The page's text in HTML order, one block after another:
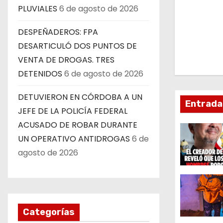
PLUVIALES 6 de agosto de 2026
DESPEÑADEROS: FPA
DESARTICULÓ DOS PUNTOS DE
VENTA DE DROGAS. TRES
DETENIDOS 6 de agosto de 2026
DETUVIERON EN CÓRDOBA A UN
JEFE DE LA POLICÍA FEDERAL
ACUSADO DE ROBAR DURANTE
UN OPERATIVO ANTIDROGAS 6 de
agosto de 2026
Categorías
c
i
ó
n
d
e
e